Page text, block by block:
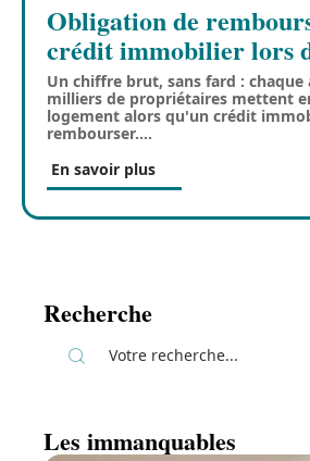
Obligation de
crédit immobilier lors
Un chiffre brut, sans fard : chaque
milliers de propriétaires mettent
logement alors qu'un crédit
rembourser.…
En savoir plus
Recherche
Les immanquables